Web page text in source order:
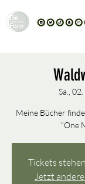
Sa., 02.
Meine Bücher
"One
Tickets
Jetzt